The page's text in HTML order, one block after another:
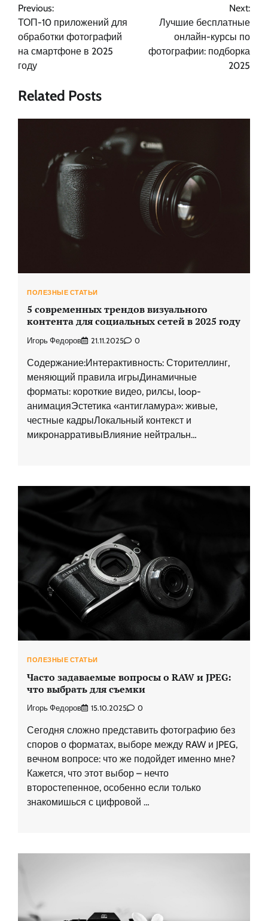
по
записям
Previous:
ТОП-10 приложений для
обработки фотографий
на смартфоне в 2025
году
Next:
Лучшие бесплатные
онлайн-курсы по
фотографии: подборка
2025
Related Posts
ПОЛЕЗНЫЕ СТАТЬИ
5 современных трендов визуального
контента для социальных сетей в 2025 году
Игорь Федоров 21.11.2025 0
Содержание:Интерактивность: Сторителлинг,
меняющий правила игрыДинамичные
форматы: короткие видео, рилсы, loop-
анимацияЭстетика «антигламура»: живые,
честные кадрыЛокальный контекст и
микронарративыВлияние нейтральн…
ПОЛЕЗНЫЕ СТАТЬИ
Часто задаваемые вопросы о RAW и JPEG:
что выбрать для съемки
Игорь Федоров 15.10.2025 0
Сегодня сложно представить фотографию без
споров о форматах, выборе между RAW и JPEG,
вечном вопросе: что же подойдет именно мне?
Кажется, что этот выбор – нечто
второстепенное, особенно если только
знакомишься с цифровой …